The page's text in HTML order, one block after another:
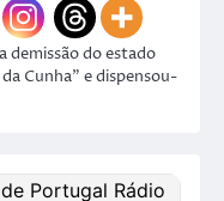
demissão do estado
Cunha” e dispensou-